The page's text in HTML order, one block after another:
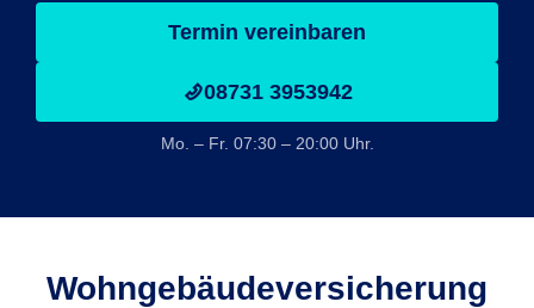
Termin vereinbaren
08731 3953942
Mo. – Fr. 07:30 – 20:00 Uhr.
Wohngebäude­versicherung